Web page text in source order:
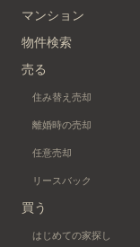
マンション
物件検索
売る
住み替え売却
離婚時の売却
任意売却
リースバック
買う
はじめての家探し